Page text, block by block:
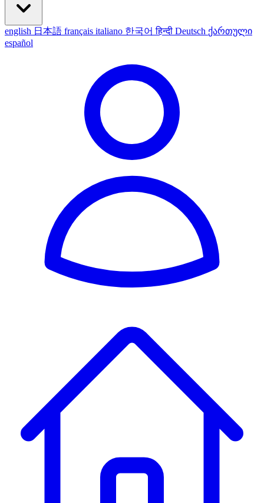
english 日本語 français italiano 한국어हिन्दी Deutsch ქართული
español